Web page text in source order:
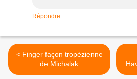
Répondre
< Finger façon tropézienne
de Michalak